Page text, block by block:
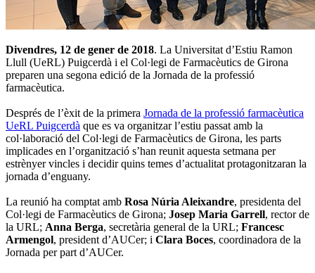
Divendres, 12 de gener de 2018. La Universitat d’Estiu Ramon
Llull (UeRL) Puigcerdà i el Col·legi de Farmacèutics de Girona
preparen una segona edició de la Jornada de la professió
farmacèutica.
Després de l’èxit de la primera Jornada de la professió farmacèutica
UeRL Puigcerdà que es va organitzar l’estiu passat amb la
col·laboració del Col·legi de Farmacèutics de Girona, les parts
implicades en l’organització s’han reunit aquesta setmana per
estrènyer vincles i decidir quins temes d’actualitat protagonitzaran la
jornada d’enguany.
La reunió ha comptat amb Rosa Núria Aleixandre, presidenta del
Col·legi de Farmacèutics de Girona; Josep Maria Garrell, rector de
la URL; Anna Berga, secretària general de la URL; Francesc
Armengol, president d’AUCer; i Clara Boces, coordinadora de la
Jornada per part d’AUCer.